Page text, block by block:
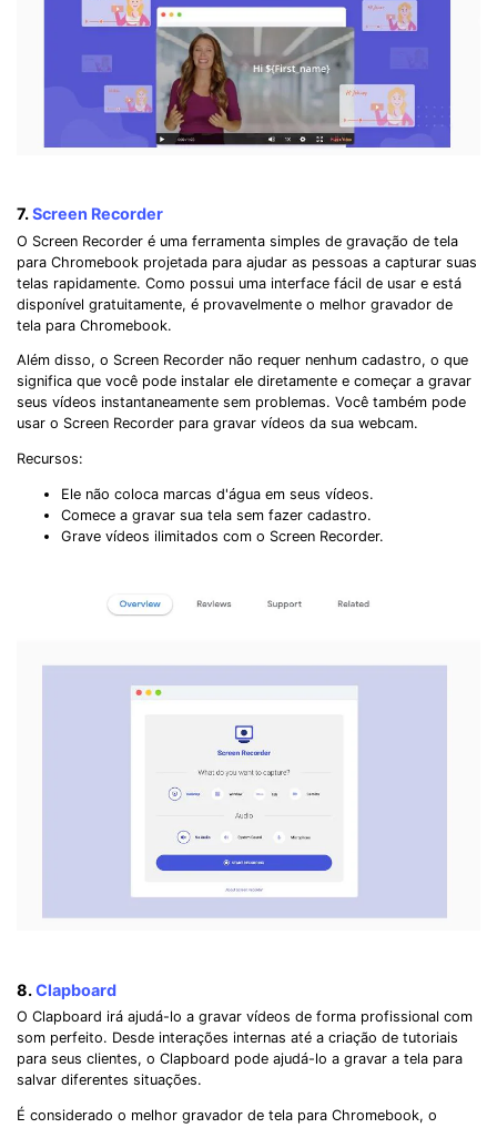
7.Screen Recorder
O Screen Recorder é uma ferramenta simples de gravação de tela
para Chromebook projetada para ajudar as pessoas a capturar suas
telas rapidamente. Como possui uma interface fácil de usar e está
disponível gratuitamente, é provavelmente o melhor gravador de
tela para Chromebook.
Além disso, o Screen Recorder não requer nenhum cadastro, o que
significa que você pode instalar ele diretamente e começar a gravar
seus vídeos instantaneamente sem problemas. Você também pode
usar o Screen Recorder para gravar vídeos da sua webcam.
Recursos:
Ele não coloca marcas d'água em seus vídeos.
Comece a gravar sua tela sem fazer cadastro.
Grave vídeos ilimitados com o Screen Recorder.
8.Clapboard
O Clapboard irá ajudá-lo a gravar vídeos de forma profissional com
som perfeito. Desde interações internas até a criação de tutoriais
para seus clientes, o Clapboard pode ajudá-lo a gravar a tela para
salvar diferentes situações.
É considerado o melhor gravador de tela para Chromebook, o